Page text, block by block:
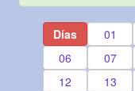
Días 01
06
07
12
13